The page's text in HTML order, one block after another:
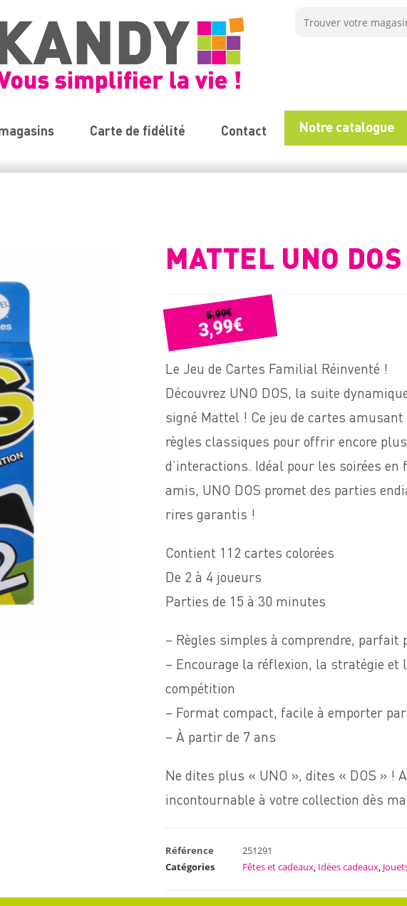
Carte de fidélité Contact Notre catalogue
MATTEL UNO DOS
5,99€
3,99€
Le Jeu de Cartes Familial Réinventé !
Découvrez UNO DOS, la suite
signé Mattel ! Ce jeu de cartes
règles classiques pour offrir encore
d’interactions. Idéal pour les soirées en
amis, UNO DOS promet des parties
rires garantis !
Contient 112 cartes colorées
De 2 à 4 joueurs
Parties de 15 à 30 minutes
– Règles simples à comprendre, parfait
– Encourage la réflexion, la stratégie et
compétition
– Format compact, facile à emporter
– À partir de 7 ans
Ne dites plus « UNO », dites « DOS » !
incontournable à votre collection dès
Référence
251291
Catégories
Fêtes et cadeaux Idées cadeaux